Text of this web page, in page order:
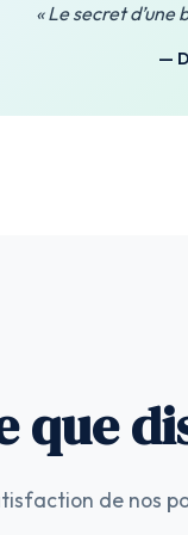
« Le secret
—
que
de nos